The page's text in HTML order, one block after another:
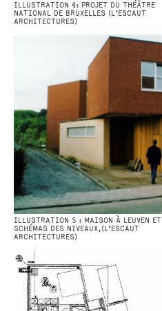
ILLUSTRATION 4: PROJET DU THÉÂTRE
NATIONAL DE BRUXELLES (L’ESCAUT
ARCHITECTURES)
ILLUSTRATION 5 : MAISON À LEUVEN ET
SCHÉMAS DES NIVEAUX,(L’ESCAUT
ARCHITECTURES)